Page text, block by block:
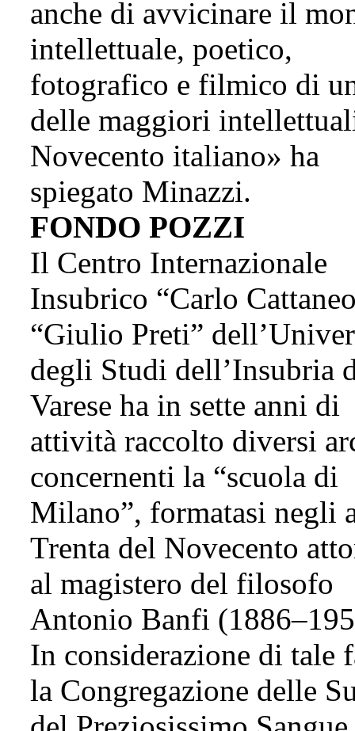
anche di avvicinare il
intellettuale, poetico,
fotografico e filmico di
delle maggiori
Novecento italiano» ha
spiegato Minazzi.
FONDO POZZI
Il Centro Internazionale
Insubrico “Carlo
“Giulio Preti”
degli Studi dell’Insubria
Varese ha in sette anni di
attività raccolto diversi
concernenti la “scuola di
Milano”, formatasi negli
Trenta del Novecento
al magistero del filosofo
Antonio Banfi
In considerazione di tale
la Congregazione delle